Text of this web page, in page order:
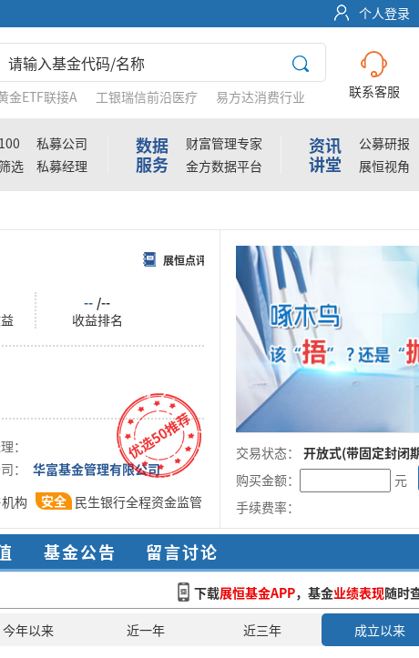
个人登录
金ETF联接A 工银瑞信前沿医疗 易方达消费行业 联系客服
私募公司
选
私募经理
数据
服务
财富管理专家
金方数据平台
资讯
讲堂
公募研报
展恒视角
展恒点评
-- /--
收益排名
：
：
华富基金管理有限公司
构 安全 民生银行全程资金监管
交易状态：
开放式(带固定封闭
购买金额：
元
手续费率：
基金公告 留言讨论
下载展恒基金APP，基金业绩表现随时
今年以来 近一年 近三年 成立以来